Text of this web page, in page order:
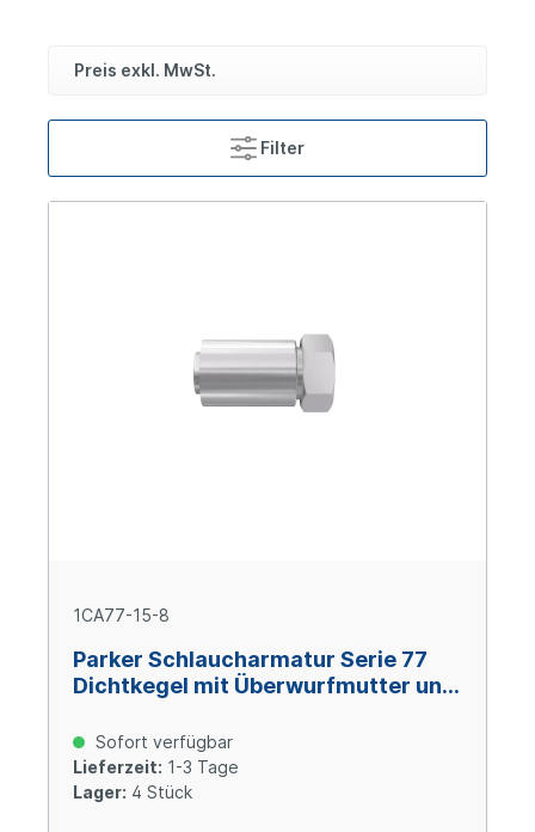
Preis exkl. MwSt.
Filter
1CA77-15-8
Parker Schlaucharmatur Serie 77
Dichtkegel mit Überwurfmutter und
verzinkt Cr(VI)-frei
Sofort verfügbar
Lieferzeit: 1-3 Tage
Lager: 4 Stück